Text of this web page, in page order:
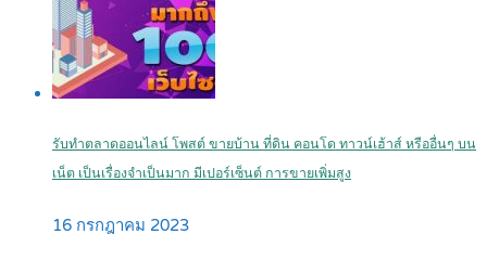
รับทำตลาดออนไลน์ โพสต์ ขายบ้าน ที่ดิน คอนโด ทาวน์เฮ้าส์ หรืออื่นๆ บน
เน็ต เป็นเรื่องจำเป็นมาก มีเปอร์เซ็นต์ การขายเพิ่มสูง
16 กรกฎาคม 2023